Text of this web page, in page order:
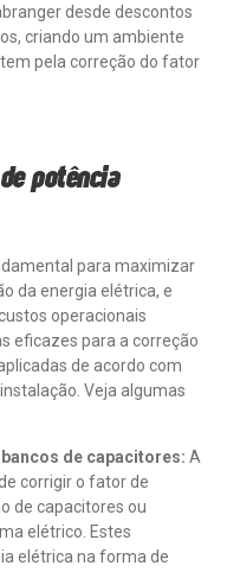
desde descontos
criando um ambiente
pela correção do fator
potência
para maximizar
da energia elétrica, e
operacionais
eficazes para a correção
de acordo com
Veja algumas
de capacitores: A
corrigir o fator de
de capacitores ou
elétrico. Estes
elétrica na forma de